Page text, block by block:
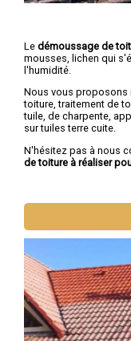
Le démoussage de
mousses, lichen qui
l'humidité.
Nous vous proposons
toiture, traitement de
tuile, de charpente,
sur tuiles terre cuite.
N'hésitez pas à nous
de toiture à réaliser